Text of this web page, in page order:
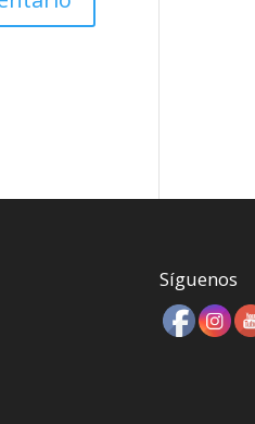
Síguenos